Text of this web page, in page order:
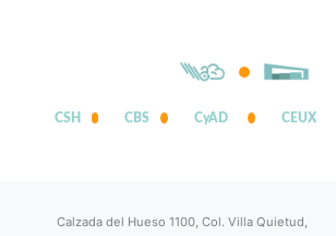
CSH CBS CyAD CEUX
Calzada del Hueso 1100, Col. Villa Quietud,